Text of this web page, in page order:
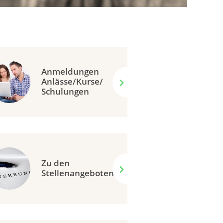
Anmeldungen
Anlässe/Kurse/
Schulungen
Zu den
Stellenangeboten